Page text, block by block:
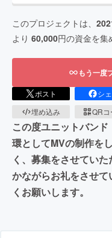
このプロジェクトは、
より 60,000円の資金を集
もう一度
ポスト シ
埋め込み
QRコ
この度ユニットバン
環としてMVの制作を
く、募集をさせてい
かながらお礼をさせ
くお願いします。